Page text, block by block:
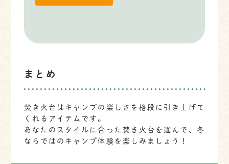
まとめ
焚き火台はキャンプの楽しさを格段に引き上げて
くれるアイテムです。
あなたのスタイルに合った焚き火台を選んで、冬
ならではのキャンプ体験を楽しみましょう！